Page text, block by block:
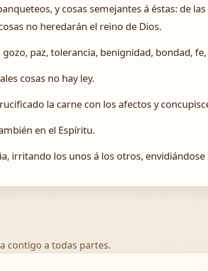
y cosas semejantes á éstas: de
no heredarán el reino de Dios.
paz, tolerancia, benignidad, bondad, fe,
cosas no hay ley.
la carne con los afectos y
en el Espíritu.
irritando los unos á los otros,
contigo a todas partes.